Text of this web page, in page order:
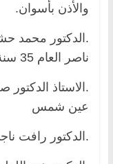
والأذن بأسوان.
.الدكتور محمد
ناصر العام 35 سنة
.الاستاذ
عين شمس
.الدكتور رافت